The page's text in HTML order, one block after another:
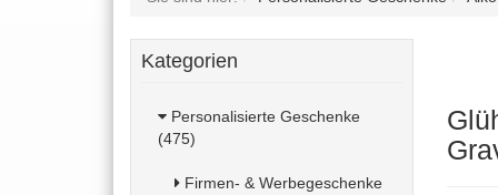
Kategorien
Personalisierte Geschenke
(475)
Firmen- & Werbegeschenke